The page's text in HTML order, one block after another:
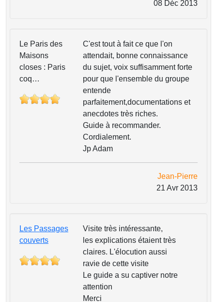
08 Déc 2013
Le Paris des
Maisons
closes : Paris
coq…
C'est tout à fait ce que l'on
attendait, bonne connaissance
du sujet, voix suffisamment forte
pour que l'ensemble du groupe
entende
parfaitement,documentations et
anecdotes très riches.
Guide à recommander.
Cordialement.
Jp Adam
Jean-Pierre
21 Avr 2013
Les Passages
couverts
Visite très intéressante,
les explications étaient très
claires. L'élocution aussi
ravie de cette visite
Le guide a su captiver notre
attention
Merci